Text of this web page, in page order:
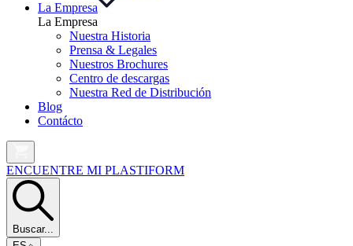
La Empresa
La Empresa
Nuestra Historia
Prensa & Legales
Nuestros Brochures
Centro de descargas
Nuestra Red de Distribución
Blog
Contácto
ENCUENTRE MI PLASTIFORM
Buscar...